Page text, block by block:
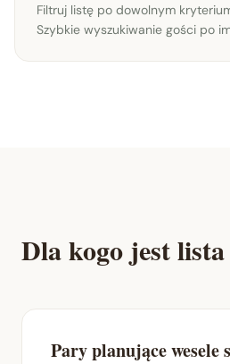
Filtruj listę po dowolnym
Szybkie wyszukiwanie gości po
Dla kogo jest
Pary planujące wesele